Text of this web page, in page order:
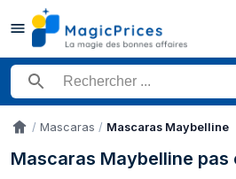
Rechercher un produit
AccueilMascaras Mascaras Maybelline
Mascaras Maybelline pas